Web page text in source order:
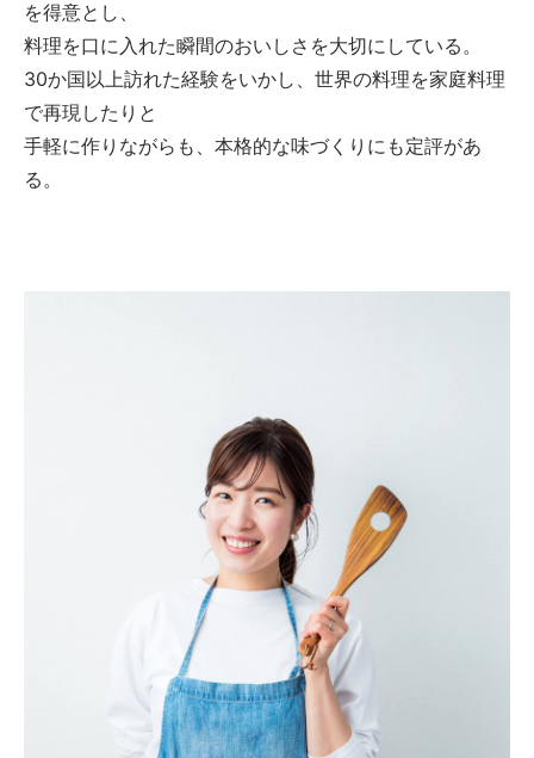
を得意とし、
料理を口に入れた瞬間のおいしさを大切にしている。
30か国以上訪れた経験をいかし、世界の料理を家庭料理
で再現したりと
手軽に作りながらも、本格的な味づくりにも定評があ
る。